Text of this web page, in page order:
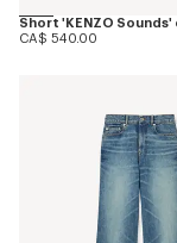
CA$ 540.00